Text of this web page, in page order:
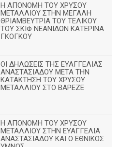
Η ΑΠΟΝΟΜΗ ΤΟΥ ΧΡΥΣΟΥ
ΜΕΤΑΛΛΙΟΥ ΣΤΗΝ ΜΕΓΑΛΗ
ΘΡΙΑΜΒΕΥΤΡΙΑ ΤΟΥ ΤΕΛΙΚΟΥ
ΤΟΥ ΣΚΙΦ ΝΕΑΝΙΔΩΝ ΚΑΤΕΡΙΝΑ
ΓΚΟΓΚΟΥ
ΟΙ ΔΗΛΩΣΕΙΣ ΤΗΣ ΕΥΑΓΓΕΛΙΑΣ
ΑΝΑΣΤΑΣΙΑΔΟΥ ΜΕΤΑ ΤΗΝ
ΚΑΤΑΚΤΗΣΗ ΤΟΥ ΧΡΥΣΟΥ
ΜΕΤΑΛΛΙΟΥ ΣΤΟ ΒΑΡΕΖΕ
Η ΑΠΟΝΟΜΗ ΤΟΥ ΧΡΥΣΟΥ
ΜΕΤΑΛΛΙΟΥ ΣΤΗΝ ΕΥΑΓΓΕΛΙΑ
ΑΝΑΣΤΑΣΙΑΔΟΥ ΚΑΙ Ο ΕΘΝΙΚΟΣ